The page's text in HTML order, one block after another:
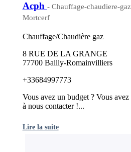
Acph - Chauffage-chaudiere-
Mortcerf
Chauffage/Chaudière gaz
8 RUE DE LA GRANGE
77700 Bailly-Romainvilliers
+33684997773
Vous avez un budget ? Vous
à nous contacter !...
Lire la suite